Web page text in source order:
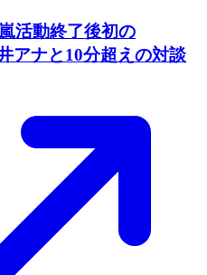
活動終了後初の
アナと10分超えの対談